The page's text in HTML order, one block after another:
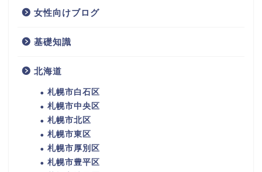
女性向けブログ
基礎知識
北海道
札幌市白石区
札幌市中央区
札幌市北区
札幌市東区
札幌市厚別区
札幌市豊平区